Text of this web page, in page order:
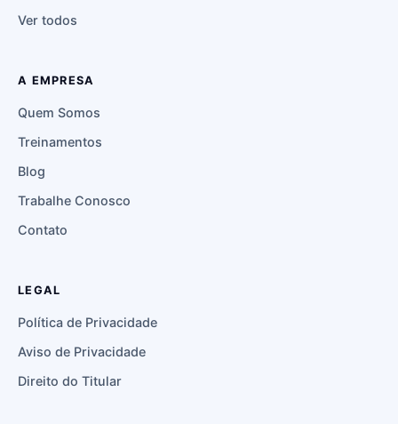
Ver todos
A EMPRESA
Quem Somos
Treinamentos
Blog
Trabalhe Conosco
Contato
LEGAL
Política de Privacidade
Aviso de Privacidade
Direito do Titular